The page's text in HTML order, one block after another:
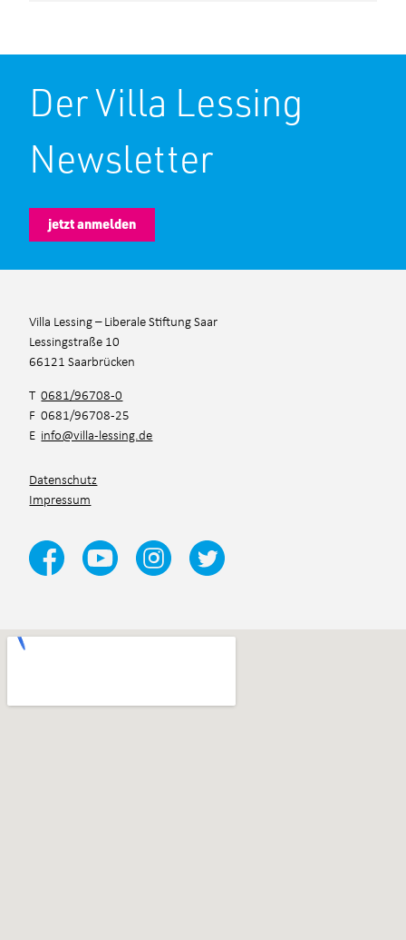
Der Villa Lessing
Newsletter
jetzt anmelden
Villa Lessing – Liberale Stiftung Saar
Lessingstraße 10
66121 Saarbrücken
T0681/96708-0
F 0681/96708-25
E info@villa-lessing.de
Datenschutz
Impressum